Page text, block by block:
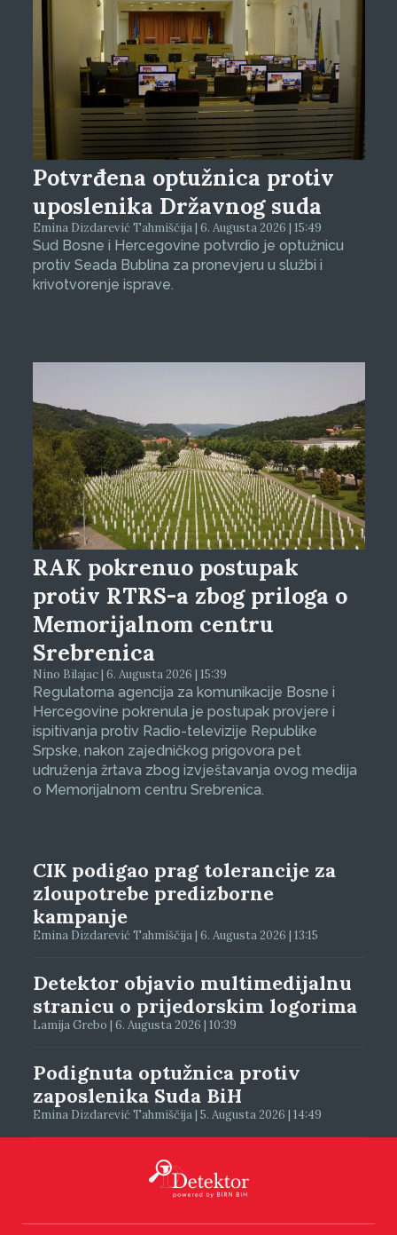
Potvrđena optužnica protiv
uposlenika Državnog suda
Emina Dizdarević Tahmiščija | 6. Augusta 2026 | 15:49
Sud Bosne i Hercegovine potvrdio je optužnicu
protiv Seada Bublina za pronevjeru u službi i
krivotvorenje isprave.
RAK pokrenuo postupak
protiv RTRS-a zbog priloga o
Memorijalnom centru
Srebrenica
Nino Bilajac | 6. Augusta 2026 | 15:39
Regulatorna agencija za komunikacije Bosne i
Hercegovine pokrenula je postupak provjere i
ispitivanja protiv Radio-televizije Republike
Srpske, nakon zajedničkog prigovora pet
udruženja žrtava zbog izvještavanja ovog medija
o Memorijalnom centru Srebrenica.
CIK podigao prag tolerancije za
zloupotrebe predizborne
kampanje
Emina Dizdarević Tahmiščija | 6. Augusta 2026 | 13:15
Detektor objavio multimedijalnu
stranicu o prijedorskim logorima
Lamija Grebo | 6. Augusta 2026 | 10:39
Podignuta optužnica protiv
zaposlenika Suda BiH
Emina Dizdarević Tahmiščija | 5. Augusta 2026 | 14:49